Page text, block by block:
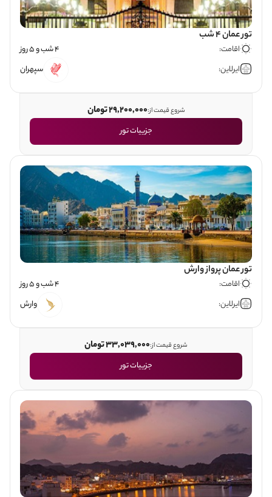
تور عمان 4 شب
اقامت:
4 شب و 5 روز
ایرلاین:
سپهران
شروع قیمت از:29,200,000 تومان
جزییات تور
تور عمان پرواز وارش
اقامت:
4 شب و 5 روز
ایرلاین:
وارش
شروع قیمت از:33,039,000 تومان
جزییات تور